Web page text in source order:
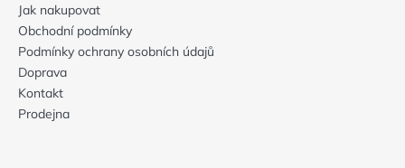
Jak nakupovat
Obchodní podmínky
Podmínky ochrany osobních údajů
Doprava
Kontakt
Prodejna